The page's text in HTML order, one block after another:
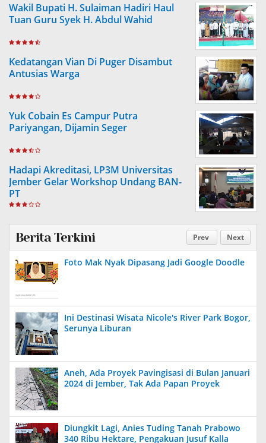
Wakil Bupati H. Sulaiman Hadiri Haul
Tuan Guru Syek H. Abdul Wahid
Kedatangan Vian Di Puger Disambut
Antusias Warga
Yuk Cobain Es Campur Putra
Pariyangan, Dijamin Seger
Hadapi Akreditasi, LP3M Universitas
Jember Gelar Workshop Undang BAN-
PT
Prev Next
Berita Terkini
Foto Mak Nyak Dipasang Jadi Google Doodle
Ini Destinasi Wisata Nicole's River Park Bogor,
Serunya Liburan
Aneh, Ada Proyek Pavingisasi di Bulan Januari
2024 di Jember, Tak Ada Papan Proyek
Diungkit Lagi, Anies Tuding Tanah Prabowo
340 Ribu Hektare, Pengakuan Jusuf Kalla